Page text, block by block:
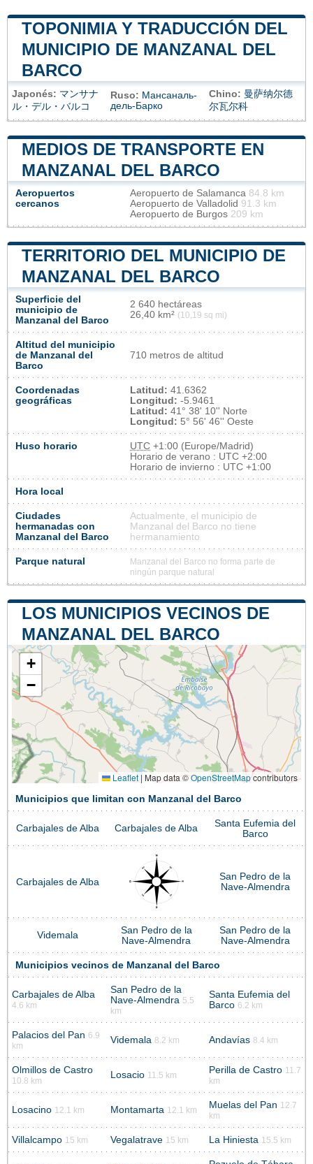
TOPONIMIA Y TRADUCCIÓN DEL
MUNICIPIO DE MANZANAL DEL
BARCO
Japonés: マンサナ
ル・デル・バルコ
Ruso: Мансаналь-
дель-Барко
Chino: 曼萨纳尔德
尔瓦尔科
MEDIOS DE TRANSPORTE EN
MANZANAL DEL BARCO
Aeropuertos
cercanos
Aeropuerto de Salamanca 84.8 km
Aeropuerto de Valladolid 91.3 km
Aeropuerto de Burgos 209 km
TERRITORIO DEL MUNICIPIO DE
MANZANAL DEL BARCO
Superficie del
municipio de
Manzanal del Barco
2 640 hectáreas
26,40 km² (10,19 sq mi)
Altitud del municipio
de Manzanal del
Barco
710 metros de altitud
Coordenadas
geográficas
Latitud: 41.6362
Longitud: -5.9461
Latitud: 41° 38' 10'' Norte
Longitud: 5° 56' 46'' Oeste
Huso horario UTC +1:00 (Europe/Madrid)
Horario de verano : UTC +2:00
Horario de invierno : UTC +1:00
Hora local
Ciudades
hermanadas con
Manzanal del Barco
Actualmente, el municipio de
Manzanal del Barco no tiene
hermanamiento
Parque natural
Manzanal del Barco no forma parte de
ningún parque natural
LOS MUNICIPIOS VECINOS DE
MANZANAL DEL BARCO
+
−
Leaflet | Map data ©OpenStreetMapcontributors
Municipios que limitan con Manzanal del Barco
Carbajales de Alba Carbajales de Alba
Santa Eufemia del
Barco
Carbajales de Alba
San Pedro de la
Nave-Almendra
Videmala
San Pedro de la
Nave-Almendra
San Pedro de la
Nave-Almendra
Municipios vecinos de Manzanal del Barco
Carbajales de Alba
4.6 km
San Pedro de la
Nave-Almendra 5.5
km
Santa Eufemia del
Barco 6.2 km
Palacios del Pan 6.9
km
Videmala 8.2 km Andavías 8.4 km
Olmillos de Castro
10.8 km
Losacio 11.5 km Perilla de Castro 11.7
km
Losacino 12.1 km Montamarta 12.1 km Muelas del Pan 12.7
km
Villalcampo 15 km Vegalatrave 15 km La Hiniesta 15.5 km